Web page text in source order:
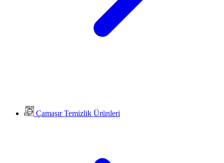
Çamaşır Temizlik Ürünleri